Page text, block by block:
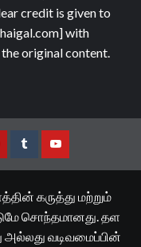
credit is given to
with
original content.
TumblrYouTube
கருத்து மற்றும்
சொந்தமானது. தள
அல்லது வடிவமைப்பின்